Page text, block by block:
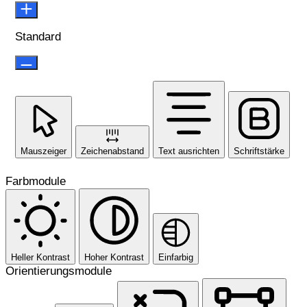
Standard
Mauszeiger Zeichenabstand Text ausrichten Schriftstärke
Farbmodule
Heller Kontrast Hoher Kontrast Einfarbig
Orientierungsmodule